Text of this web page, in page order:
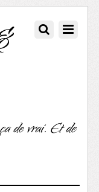
de vrai. Et de